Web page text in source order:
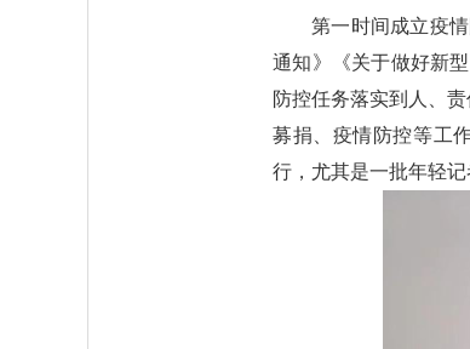
第一时间成立疫
通知》《关于做好新
防控任务落实到人、
募捐、疫情防控等工
行，尤其是一批年轻